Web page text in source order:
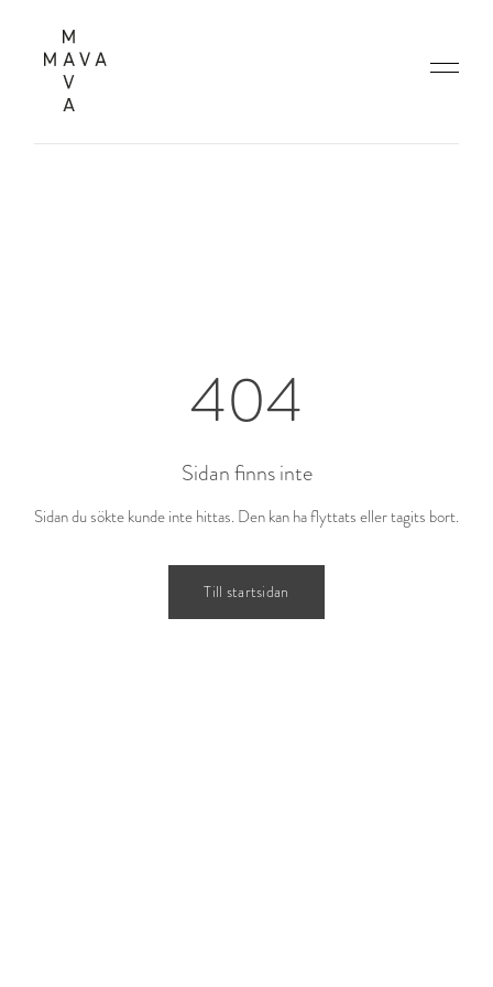
404
Sidan finns inte
Sidan du sökte kunde inte hittas. Den kan ha flyttats eller tagits bort.
Till startsidan